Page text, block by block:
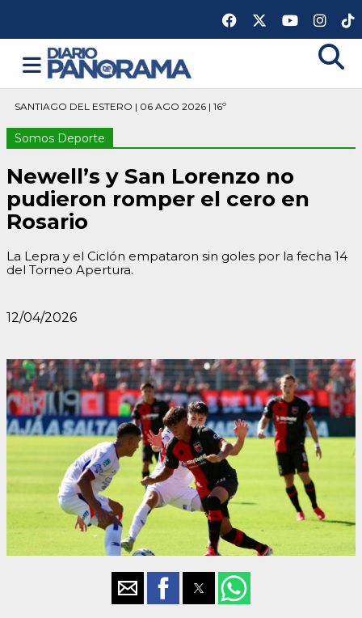
SANTIAGO DEL ESTERO | 06 AGO 2026 | 16º
Somos Deporte
Newell’s y San Lorenzo no
pudieron romper el cero en
Rosario
La Lepra y el Ciclón empataron sin goles por la fecha 14
del Torneo Apertura.
12/04/2026